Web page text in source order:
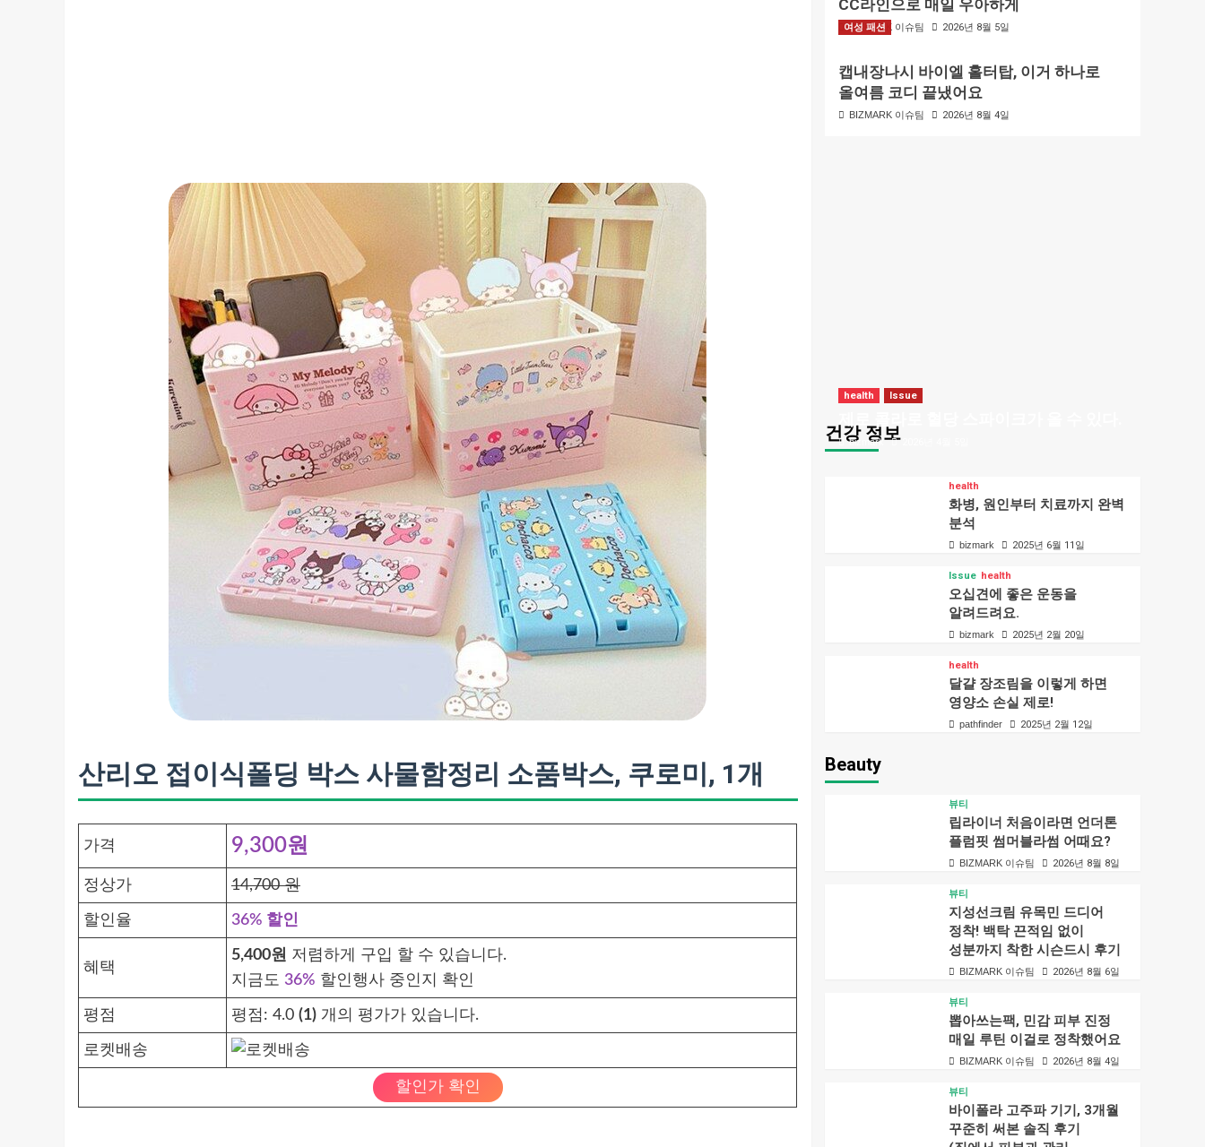
산리오 접이식폴딩 박스 사물함정리 소품박스, 쿠로미, 1개
가격 9,300원
정상가 14,700 원
할인율 36% 할인
혜택
5,400원 저렴하게 구입 할 수 있습니다.
지금도 36% 할인행사 중인지 확인
평점 평점: 4.0 (1) 개의 평가가 있습니다.
로켓배송
할인가 확인
CC라인으로 매일 우아하게
BIZMARK 이슈팀 2026년 8월 5일
여성 패션
캡내장나시 바이엘 홀터탑, 이거 하나로
올여름 코디 끝냈어요
BIZMARK 이슈팀 2026년 8월 4일
건강 정보
health Issue
bizmark
health
화병, 원인부터 치료까지 완벽
분석
bizmark 2025년 6월 11일
Issue health
오십견에 좋은 운동을
알려드려요.
bizmark 2025년 2월 20일
health
달걀 장조림을 이렇게 하면
영양소 손실 제로!
pathfinder 2025년 2월 12일
Beauty
뷰티
립라이너 처음이라면 언더톤
플럼핏 썸머블라썸 어때요?
BIZMARK 이슈팀 2026년 8월 8일
뷰티
지성선크림 유목민 드디어
정착! 백탁 끈적임 없이
성분까지 착한 시슨드시 후기
BIZMARK 이슈팀 2026년 8월 6일
뷰티
뽑아쓰는팩, 민감 피부 진정
매일 루틴 이걸로 정착했어요
BIZMARK 이슈팀 2026년 8월 4일
뷰티
바이폴라 고주파 기기, 3개월
꾸준히 써본 솔직 후기